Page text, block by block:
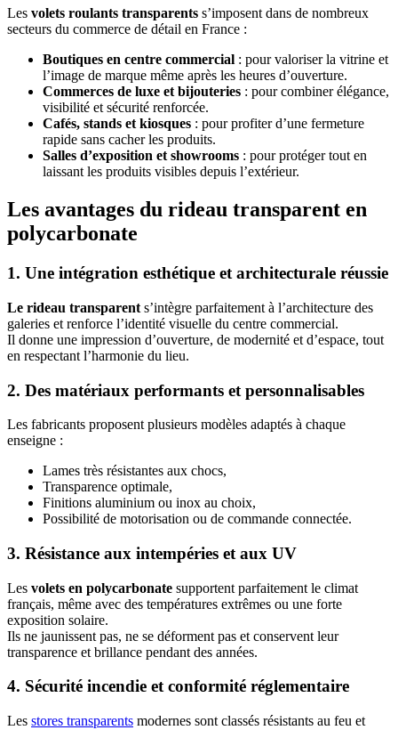
Les volets roulants transparents s’imposent dans de nombreux
secteurs du commerce de détail en France :
Boutiques en centre commercial : pour valoriser la vitrine et
l’image de marque même après les heures d’ouverture.
Commerces de luxe et bijouteries : pour combiner élégance,
visibilité et sécurité renforcée.
Cafés, stands et kiosques : pour profiter d’une fermeture
rapide sans cacher les produits.
Salles d’exposition et showrooms : pour protéger tout en
laissant les produits visibles depuis l’extérieur.
Les avantages du rideau transparent en
polycarbonate
1. Une intégration esthétique et architecturale réussie
Le rideau transparent s’intègre parfaitement à l’architecture des
galeries et renforce l’identité visuelle du centre commercial.
Il donne une impression d’ouverture, de modernité et d’espace, tout
en respectant l’harmonie du lieu.
2. Des matériaux performants et personnalisables
Les fabricants proposent plusieurs modèles adaptés à chaque
enseigne :
Lames très résistantes aux chocs,
Transparence optimale,
Finitions aluminium ou inox au choix,
Possibilité de motorisation ou de commande connectée.
3. Résistance aux intempéries et aux UV
Les volets en polycarbonate supportent parfaitement le climat
français, même avec des températures extrêmes ou une forte
exposition solaire.
Ils ne jaunissent pas, ne se déforment pas et conservent leur
transparence et brillance pendant des années.
4. Sécurité incendie et conformité réglementaire
Les stores transparents modernes sont classés résistants au feu et